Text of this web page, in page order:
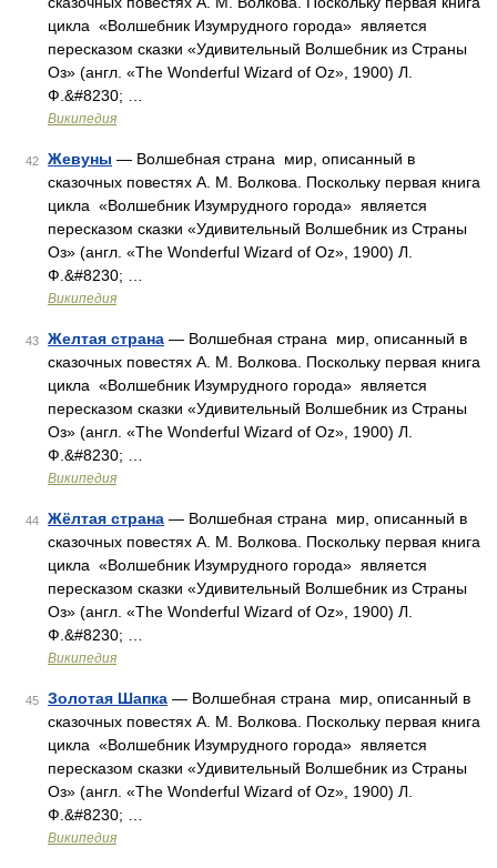
цикла «Волшебник Изумрудного города» является
пересказом сказки «Удивительный Волшебник из Страны
Оз» (англ. «The Wonderful Wizard of Oz», 1900) Л.
Ф.&#8230; …
Википедия
42 Жевуны — Волшебная страна мир, описанный в
сказочных повестях А. М. Волкова. Поскольку первая книга
цикла «Волшебник Изумрудного города» является
пересказом сказки «Удивительный Волшебник из Страны
Оз» (англ. «The Wonderful Wizard of Oz», 1900) Л.
Ф.&#8230; …
Википедия
43 Желтая страна — Волшебная страна мир, описанный в
сказочных повестях А. М. Волкова. Поскольку первая книга
цикла «Волшебник Изумрудного города» является
пересказом сказки «Удивительный Волшебник из Страны
Оз» (англ. «The Wonderful Wizard of Oz», 1900) Л.
Ф.&#8230; …
Википедия
44 Жёлтая страна — Волшебная страна мир, описанный в
сказочных повестях А. М. Волкова. Поскольку первая книга
цикла «Волшебник Изумрудного города» является
пересказом сказки «Удивительный Волшебник из Страны
Оз» (англ. «The Wonderful Wizard of Oz», 1900) Л.
Ф.&#8230; …
Википедия
45 Золотая Шапка — Волшебная страна мир, описанный в
сказочных повестях А. М. Волкова. Поскольку первая книга
цикла «Волшебник Изумрудного города» является
пересказом сказки «Удивительный Волшебник из Страны
Оз» (англ. «The Wonderful Wizard of Oz», 1900) Л.
Ф.&#8230; …
Википедия